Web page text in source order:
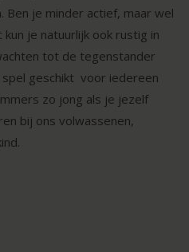
je minder actief, maar wel
je natuurlijk ook rustig in
tot de tegenstander
spel geschikt voor iedereen
zo jong als je jezelf
bij ons volwassenen,